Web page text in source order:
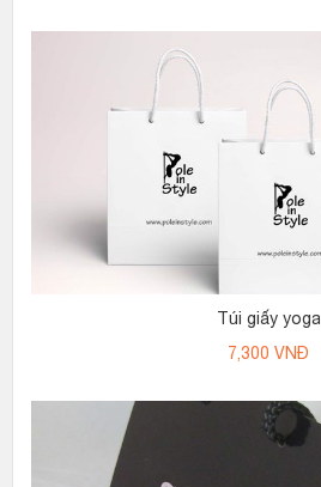
Túi giấy yoga
7,300 VNĐ